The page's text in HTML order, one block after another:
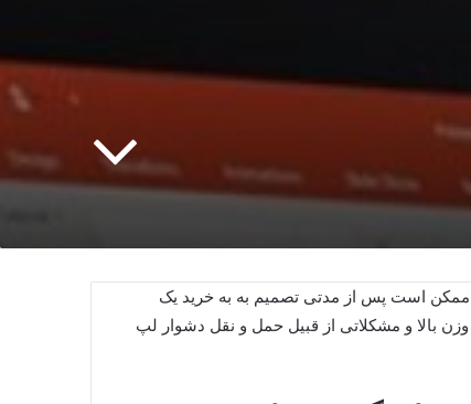
ممکن است پس از مدتی تصمیم به به خرید یک
بالا و مشکلاتی از قبیل حمل و نقل دشوار لپ